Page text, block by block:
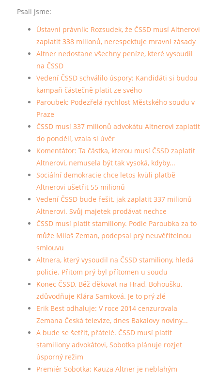
Psali jsme:
Ústavní právník: Rozsudek, že ČSSD musí Altnerovi
zaplatit 338 milionů, nerespektuje mravní zásady
Altner nedostane všechny peníze, které vysoudil
na ČSSD
Vedení ČSSD schválilo úspory: Kandidáti si budou
kampaň částečně platit ze svého
Paroubek: Podezřelá rychlost Městského soudu v
Praze
ČSSD musí 337 milionů advokátu Altnerovi zaplatit
do pondělí, vzala si úvěr
Komentátor: Ta částka, kterou musí ČSSD zaplatit
Altnerovi, nemusela být tak vysoká, kdyby...
Sociální demokracie chce letos kvůli platbě
Altnerovi ušetřit 55 milionů
Vedení ČSSD bude řešit, jak zaplatit 337 milionů
Altnerovi. Svůj majetek prodávat nechce
ČSSD musí platit stamiliony. Podle Paroubka za to
může Miloš Zeman, podepsal prý neuvěřitelnou
smlouvu
Altnera, který vysoudil na ČSSD stamiliony, hledá
policie. Přitom prý byl přítomen u soudu
Konec ČSSD. Běž děkovat na Hrad, Bohoušku,
zdůvodňuje Klára Samková. Je to prý zlé
Erik Best odhaluje: V roce 2014 cenzurovala
Zemana Česká televize, dnes Bakalovy noviny...
A bude se šetřit, přátelé. ČSSD musí platit
stamiliony advokátovi, Sobotka plánuje rozjet
úsporný režim
Premiér Sobotka: Kauza Altner je neblahým